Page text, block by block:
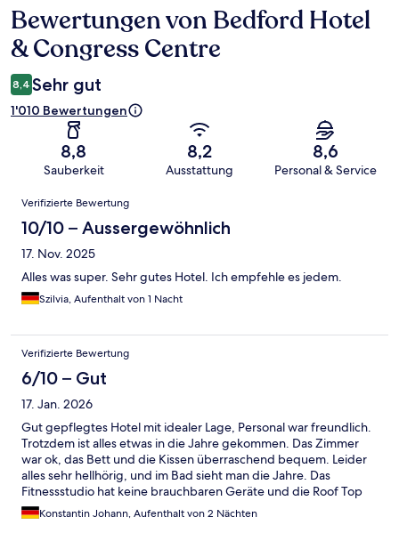
Bewertungen
Bewertungen von Bedford Hotel
& Congress Centre
8,4 Sehr gut
1'010 Bewertungen
8,8
Sauberkeit
8,2
Ausstattung
8,6
Personal & Service
Bewertungen
Verifizierte Bewertung
10/10 – Aussergewöhnlich
17. Nov. 2025
Alles was super. Sehr gutes Hotel. Ich empfehle es jedem.
Szilvia, Aufenthalt von 1 Nacht
Verifizierte Bewertung
6/10 – Gut
17. Jan. 2026
Gut gepflegtes Hotel mit idealer Lage, Personal war freundlich.
Trotzdem ist alles etwas in die Jahre gekommen. Das Zimmer
war ok, das Bett und die Kissen überraschend bequem. Leider
alles sehr hellhörig, und im Bad sieht man die Jahre. Das
Fitnessstudio hat keine brauchbaren Geräte und die Roof Top
Bar war gerade mehr Baustelle. Zwei Gründe wieso ich dieses
Hotel ausgewählt habe.
Konstantin Johann, Aufenthalt von 2 Nächten